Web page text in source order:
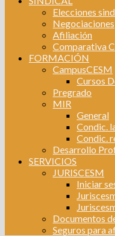
Elecciones
Negociaciones
Afiliación
Comparativa
FORMACIÓN
CampusCESM
Cursos
Pregrado
MIR
General
Condic.
Condic.
Desarrollo
SERVICIOS
JURISCESM
Iniciar
Documentos
Seguros para